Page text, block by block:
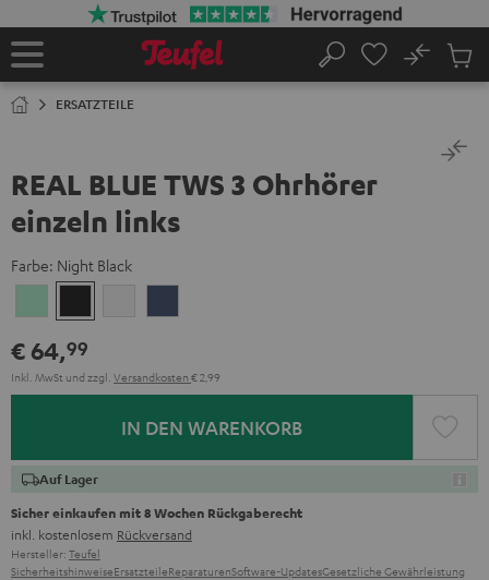
Startseite
Suche
No
ERSATZTEILE
REAL BLUE TWS 3 Ohrhörer
einzeln links
Farbe: Night Black
GreenBlack
White
€ 64,99
Inkl. MwSt und zzgl. Versandkosten € 2,99
IN DEN WARENKORB
Auf Lager
Sicher einkaufen mit 8 Wochen Rückgaberecht
inkl. kostenlosem Rückversand
Hersteller: Teufel
SicherheitshinweiseErsatzteileReparaturenSoftware-UpdatesGesetzliche Gewährleistung